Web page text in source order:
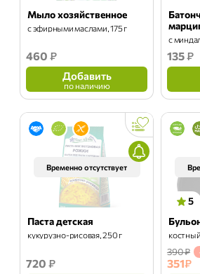
Мыло хозяйственное
с эфирными маслами, 175 г
460 ₽
Добавить
по наличию
с
135₽
Временно отсутствует
Паста детская
кукурузно-рисовая, 250 г
720 ₽
5
390 ₽
351₽